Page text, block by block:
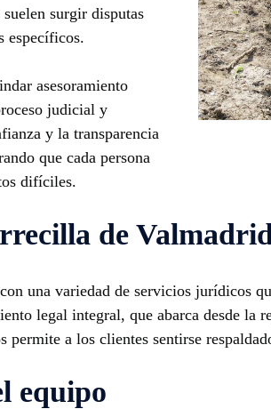
surgir disputas
específicos.
asesoramiento
judicial y
y la transparencia
que cada persona
difíciles.
de
una variedad de servicios jurídicos
legal integral, que abarca desde
permite a los clientes sentirse
equipo